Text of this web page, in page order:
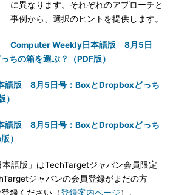
に異なります。それぞれのアプローチと
事例から、選択のヒントを提供します。
Computer Weekly日本語版 8月5日
ちの箱を選ぶ？（PDF版）
語版 8月5日号：BoxとDropboxどっち
）
語版 8月5日号：BoxとDropboxどっち
）
本語版」はTechTargetジャパン会員限定
ジャパンの会員登録がまだの方
録ください（登録案内ページ）。